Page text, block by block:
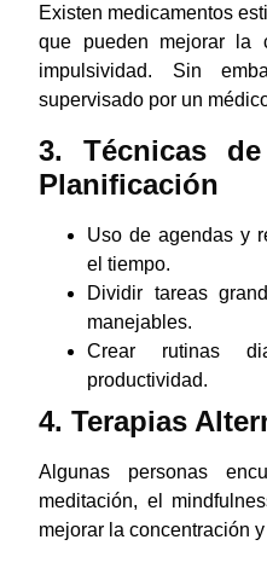
Existen medicamentos
que pueden mejorar la
impulsividad. Sin
supervisado por un
3. Técnicas
Planificación
Uso de agendas y
el tiempo.
Dividir tareas
manejables.
Crear rutinas
productividad.
4. Terapias
Algunas personas
meditación, el
mejorar la concentración